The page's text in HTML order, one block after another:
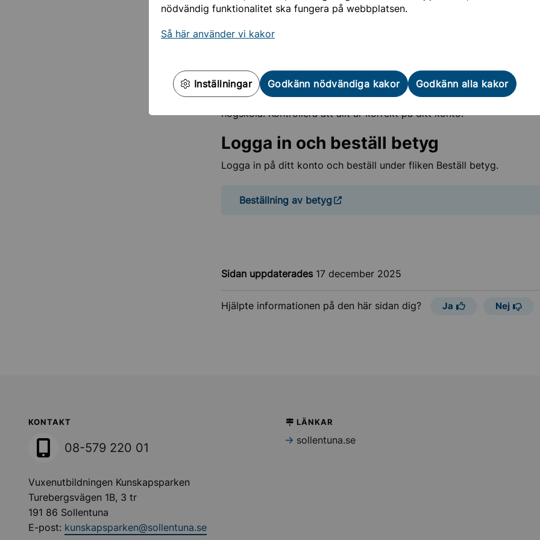
nödvändig funktionalitet ska fungera på webbplatsen.
Så här använder vi kakor
Inställningar Godkänn nödvändiga kakor Godkänn alla kakor
Det kan ta upp till 14 dagar innan dina betyg är registrerade av din
Betyg till högskolestudier
skickar automatiskt in uppgifter om betyg och examen.
För att se dina betyg på antagning.se måste du ha ansökt till
högskola. Kontrollera att allt är korrekt på ditt konto.
Logga in och beställ betyg
Logga in på ditt konto och beställ under fliken Beställ betyg.
Beställning av betyg
Sidan uppdaterades 17 december 2025
Hjälpte informationen på den här sidan dig? Ja Nej
Sollentuna Kommun
KONTAKT
08-579 220 01
Vuxenutbildningen Kunskapsparken
Turebergsvägen 1B, 3 tr
191 86 Sollentuna
E-post: kunskapsparken@sollentuna.se
LÄNKAR
sollentuna.se